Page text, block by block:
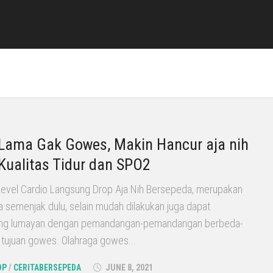
Gak Gowes, Makin Hancur aja nih
Tidur dan SPO2
Cardio Langsung Drop Aja Nih Bersepeda, merupakan
semenjak dulu, selain mudah dilakukan juga dapat
lumayan dengan pemandangan-pemandangan berbeda-
gowes. Olahraga gowes...
/ CERITABERSEPEDA JUNE 8, 2021